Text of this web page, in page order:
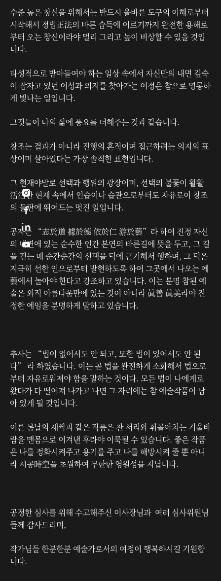
수준 높은 창신을 위해서는 반드시 올바른 도구의 이해로부터
시작해서 정법正法의 바른 습득에 이르기까지 완전한 용해로
부터 오는 창신이라야 멀리 그리고 높이 비상할 수 있을 것입
니다.
타성적으로 받아들여야 하는 일상 속에서 자신만의 내면 깊숙
이 잠자고 있던 이성과 의지를 찾아가는 여정은 참으로 영롱하
게 빛나는 일입니다.
그것들이 나의 삶에 풍요를 더해주는 것과 같습니다.
창조는 결과가 아니라 진행의 흔적이며 접근하려는 의지의 표
상이며 살아있다는 가장 솔직한 표현입니다.
그 현재야말로 선택과 행위의 광장이며, 선택의 불꽃이 활활
活活한 현재 속에서 인습이나 습관으로부터도 자유로이 창조
의 들판에 뛰어드는 멋진 일입니다.
공자는 “志於道 據於德 依於仁 游於藝”라 하여 진정 자신
의 내면에 있는 순수한 인간 본연의 바른길에 뜻을 두고, 그 길
을 걷는 매 순간순간의 선택을 덕에 근거해서 행하며, 그 덕은
지극히 선한 인으로부터 발현하도록 하여 그곳에서 나오는 예
藝에서 놀아야 한다고 강조하고 있습니다. 이는 분명 참된 예
술은 외적 아름다움만에 있는 것이 아니라 眞善 眞美라야 진
정한 예임을 분명하게 말하고 있습니다.
추사는 “법이 없어서도 안 되고, 또한 법이 있어서도 안 된
다” 라 하였습니다. 이는 곧 법을 완전하게 소화해서 법으로
부터 자유로워져야 함을 말하는 것이다. 모든 법이 나에게로
왔다가 다 떨어져 나가고 나면 그 자리에는 참 예술작품이 남
아 있게 될 것입니다.
이른 봄날의 새싹과 같은 작품은 찬 서리와 휘몰아치는 겨울바
람을 맨몸으로 이겨낸 후라야 이룩될 수 있습니다. 좋은 작품
은 나를 정화시켜주고 용기를 주고 나를 해방시켜 줄 뿐 아니
라 시공時空을 초월하여 무한한 영원성을 지닙니다.
공정한 심사를 위해 수고해주신 이사장님과 여러 심사위원님
들께 감사드리며,
작가님들 한분한분 예술가로서의 여정이 행복하시길 기원합
니다.


